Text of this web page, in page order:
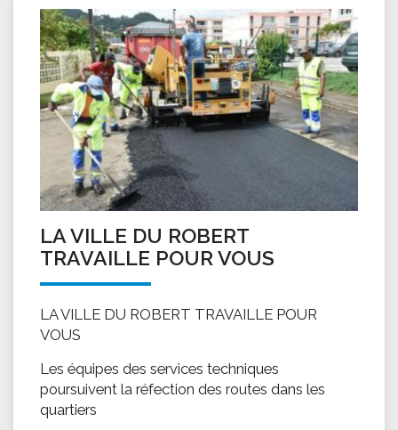
LA VILLE DU ROBERT
TRAVAILLE POUR VOUS
LA VILLE DU ROBERT TRAVAILLE POUR
VOUS
Les équipes des services techniques
poursuivent la réfection des routes dans les
quartiers